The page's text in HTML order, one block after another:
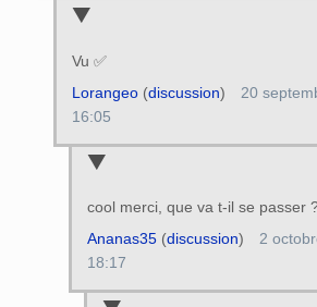
Vu ✅️
Lorangeo(discussion)
20
16:05
cool merci, que va t-il se passer
Ananas35(discussion)
2
18:17